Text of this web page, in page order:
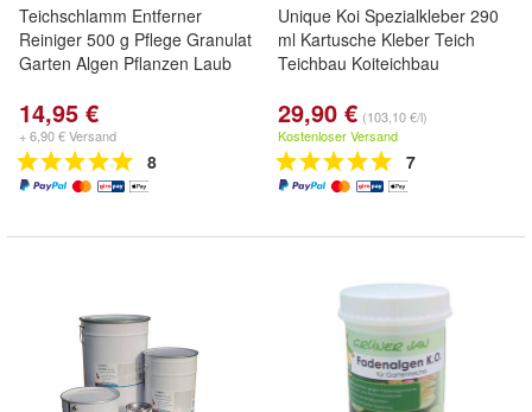
Teichschlamm Entferner
Reiniger 500 g Pflege Granulat
Garten Algen Pflanzen Laub
14,95 €
+ 6,90 € Versand
8
Unique Koi Spezialkleber 290
ml Kartusche Kleber Teich
Teichbau Koiteichbau
29,90 € (103,10 €/l)
Kostenloser Versand
7